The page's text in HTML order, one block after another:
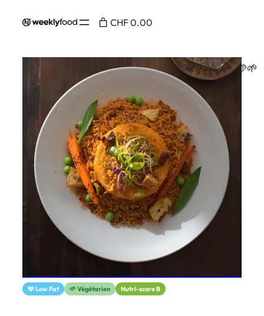
CHF 0.00
Accueil Au menu/ Nasi goreng végétarien – 🩵🌱
🩵 Low Fat 🌱 Végétarien Nutri-score B